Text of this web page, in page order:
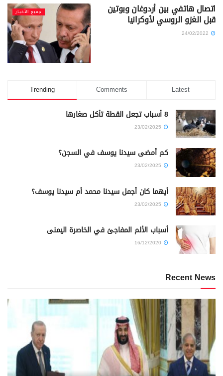
جميع الأخبار اتصال هاتفي بين أردوغان وبوتين
قبل الغزو الروسي لأوكرانيا
Trending Comments Latest
8 أسباب تجعل القطة تأكل صغارها
كم أمضى سيدنا يوسف في السجن؟
أيهما كان أجمل سيدنا محمد أم سيدنا يوسف؟
أسباب الألم المفاجئ في الخاصرة اليمنى
Recent News